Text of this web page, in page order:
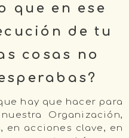
que en ese
de tu
cosas no
hay que hacer para
Organización,
en acciones clave, en